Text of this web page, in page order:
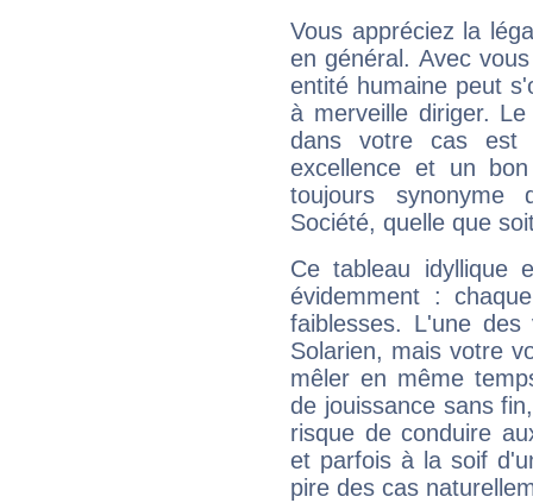
Vous appréciez la
en général. Avec
entité humaine peut
à merveille diriger.
dans votre cas est
excellence et un
toujours synonyme
Société, quelle que
Ce tableau idyllique
évidemment :
faiblesses. L'une
Solarien, mais votre
mêler en même
de jouissance sans
risque de conduire
et parfois à la soif
pire des cas